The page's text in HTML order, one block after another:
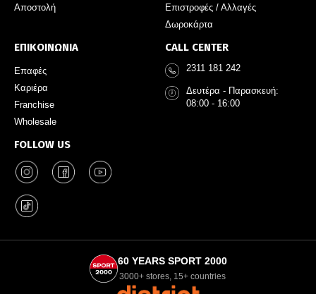
Αποστολή
Επιστροφές / Αλλαγές
Δωροκάρτα
ΕΠΙΚΟΙΝΩΝΙΑ
Επαφές
Καριέρα
Franchise
Wholesale
FOLLOW US
CALL CENTER
2311 181 242
Δευτέρα - Παρασκευή:
08:00 - 16:00
60 YEARS SPORT 2000
3000+ stores, 15+ countries